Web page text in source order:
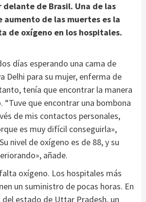
de Brasil. Una de las
aumento de las muertes es la
de oxígeno en los hospitales.
días esperando una cama de
Delhi para su mujer, enferma de
tenía que encontrar la manera
“Tuve que encontrar una bombona
de mis contactos personales,
es muy difícil conseguirla»,
nivel de oxígeno es de 88, y su
añade.
oxígeno. Los hospitales más
un suministro de pocas horas. En
del estado de Uttar Pradesh, un